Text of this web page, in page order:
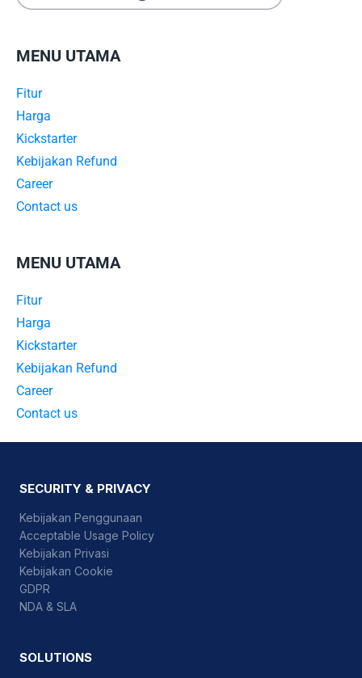
MENU UTAMA
Fitur
Harga
Kickstarter
Kebijakan Refund
Career
Contact us
MENU UTAMA
Fitur
Harga
Kickstarter
Kebijakan Refund
Career
Contact us
SECURITY & PRIVACY
Kebijakan Penggunaan
Acceptable Usage Policy
Kebijakan Privasi
Kebijakan Cookie
GDPR
NDA & SLA
SOLUTIONS